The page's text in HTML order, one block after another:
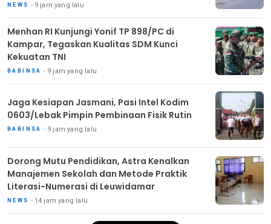
NEWS 9 jam yang lalu
Menhan RI Kunjungi Yonif TP 898/PC di
Kampar, Tegaskan Kualitas SDM Kunci
Kekuatan TNI
BABINSA 9 jam yang lalu
Jaga Kesiapan Jasmani, Pasi Intel Kodim
0603/Lebak Pimpin Pembinaan Fisik Rutin
BABINSA 9 jam yang lalu
Dorong Mutu Pendidikan, Astra Kenalkan
Manajemen Sekolah dan Metode Praktik
Literasi-Numerasi di Leuwidamar
NEWS 14 jam yang lalu